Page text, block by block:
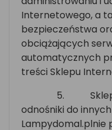
Internetowego, a
bezpieczeństwa
obciążających
automatycznych
treści Sklepu
5.
odnośniki do
Lampydomal.plnie